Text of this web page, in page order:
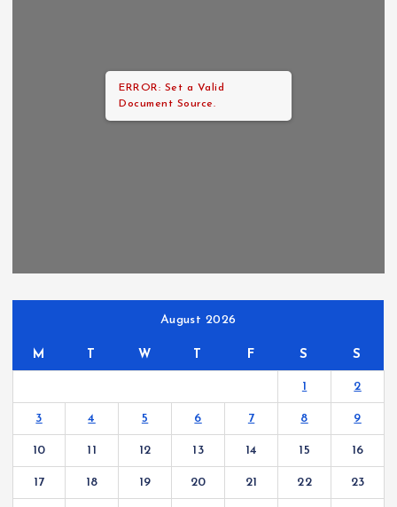
ERROR: Set a Valid
Document Source.
August 2026
M T W T F S S
1 2
3 4 5 6 7 8 9
10 11 12 13 14 15 16
17 18 19 20 21 22 23